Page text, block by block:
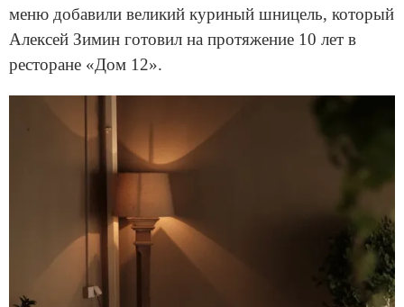
меню добавили великий куриный шницель, который
Алексей Зимин готовил на протяжение 10 лет в
ресторане «Дом 12».